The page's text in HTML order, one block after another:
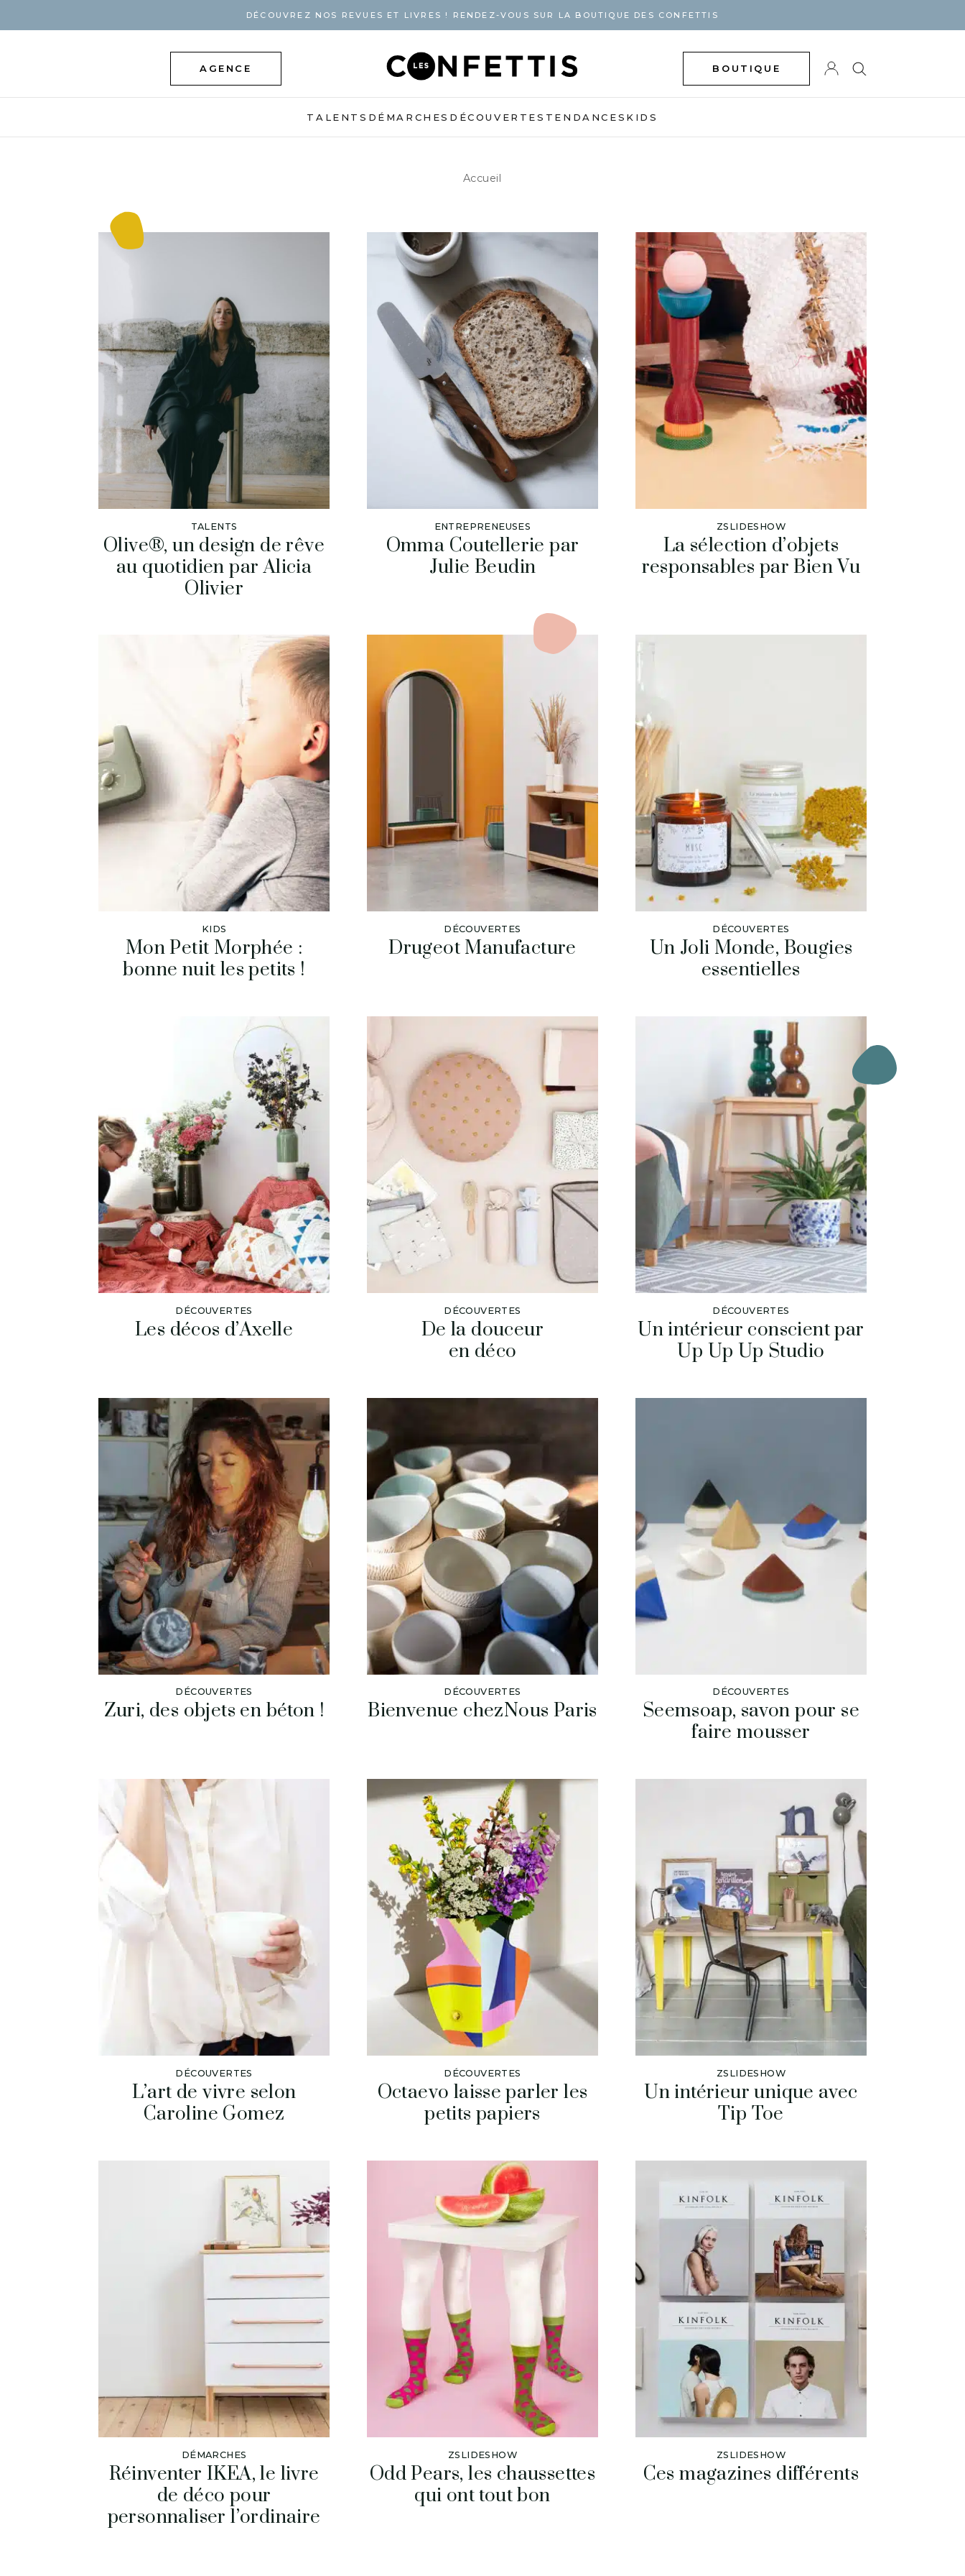
DÉCOUVREZ NOS REVUES ET LIVRES ! RENDEZ-VOUS SUR LA BOUTIQUE DES CONFETTIS
AGENCE BOUTIQUE
TALENTS DÉMARCHES DÉCOUVERTES TENDANCES KIDS
Accueil
TALENTS
Olive®, un design de rêve
au quotidien par Alicia
Olivier
ENTREPRENEUSES
Omma Coutellerie par
Julie Beudin
ZSLIDESHOW
La sélection d’objets
responsables par Bien Vu
KIDS
Mon Petit Morphée :
bonne nuit les petits !
DÉCOUVERTES
Drugeot Manufacture
DÉCOUVERTES
Un Joli Monde, Bougies
essentielles
DÉCOUVERTES
Les décos d’Axelle
DÉCOUVERTES
De la douceur
en déco
DÉCOUVERTES
Un intérieur conscient par
Up Up Up Studio
DÉCOUVERTES
Zuri, des objets en béton !
DÉCOUVERTES
Bienvenue chezNous Paris
DÉCOUVERTES
Seemsoap, savon pour se
faire mousser
DÉCOUVERTES
L’art de vivre selon
Caroline Gomez
DÉCOUVERTES
Octaevo laisse parler les
petits papiers
ZSLIDESHOW
Un intérieur unique avec
Tip Toe
DÉMARCHES
Réinventer IKEA, le livre
de déco pour
personnaliser l’ordinaire
ZSLIDESHOW
Odd Pears, les chaussettes
qui ont tout bon
ZSLIDESHOW
Ces magazines différents